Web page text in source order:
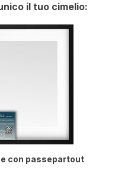
il tuo cimelio:
con passepartout